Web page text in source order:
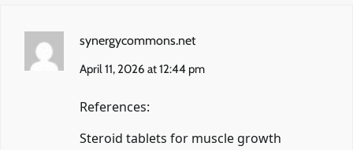
synergycommons.net
April 11, 2026 at 12:44 pm
References:
Steroid tablets for muscle growth